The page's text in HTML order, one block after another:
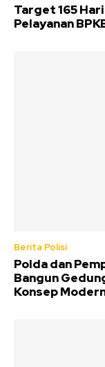
Target 165
Pelayanan
Berita Polisi
Polda dan
Bangun
Konsep